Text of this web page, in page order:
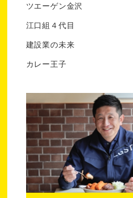
ツエーゲン金沢
江口組４代目
建設業の未来
カレー王子